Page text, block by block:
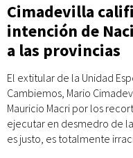
Cimadevilla
intención de
a las provincias
El extitular de la Unidad
Cambiemos, Mario
Mauricio Macri por los
ejecutar en desmedro de
es justo, es totalmente